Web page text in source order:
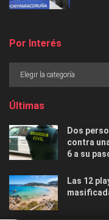
Por Interés
Últimas
Dos
contra
6 a su
Las 12